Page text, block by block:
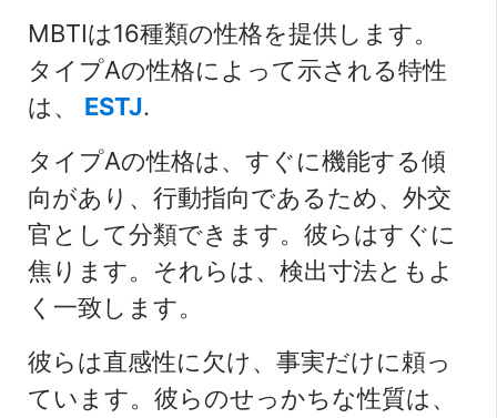
MBTIは16種類の性格を提供します。
タイプAの性格によって示される特性
は、 ESTJ.
タイプAの性格は、すぐに機能する傾
向があり、行動指向であるため、外交
官として分類できます。彼らはすぐに
焦ります。それらは、検出寸法ともよ
く一致します。
彼らは直感性に欠け、事実だけに頼っ
ています。彼らのせっかちな性質は、